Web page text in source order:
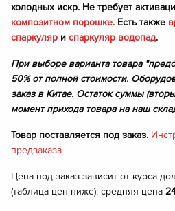
холодных искр. Не требует
композитном порошке.Есть также
спаркуляри спаркуляр водопад.
При выборе варианта товара
50% от полной стоимости.
заказ в Китае. Остаток суммы
момент прихода товара на наш
Товар поставляется под заказ.
предзаказа
Цена под заказ зависит от курса
(таблица цен ниже): средняя цена